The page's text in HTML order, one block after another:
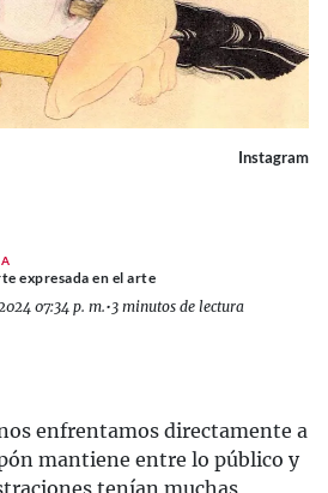
Instagram
expresada en el arte
07:34 p. m.•3 minutos de lectura
enfrentamos directamente a
mantiene entre lo público y
tenían muchas